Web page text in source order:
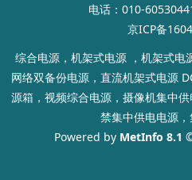
电话：010-
京ICP备
综合电源，机架式电源 ，机架式电
网络双备份电源，直流机架式电源
源箱，视频综合电源，摄像机集中
禁集中供电电源
Powered by MetInfo 8.1